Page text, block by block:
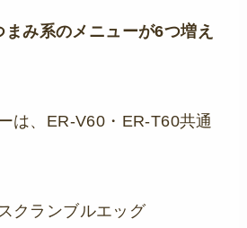
み系のメニューが6つ増え
は、ER-V60・ER-T60共通
クランブルエッグ